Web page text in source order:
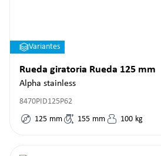
Variantes
Rueda giratoria Rueda 125 mm
Alpha stainless
8470PID125P62
125 mm 155 mm 100 kg